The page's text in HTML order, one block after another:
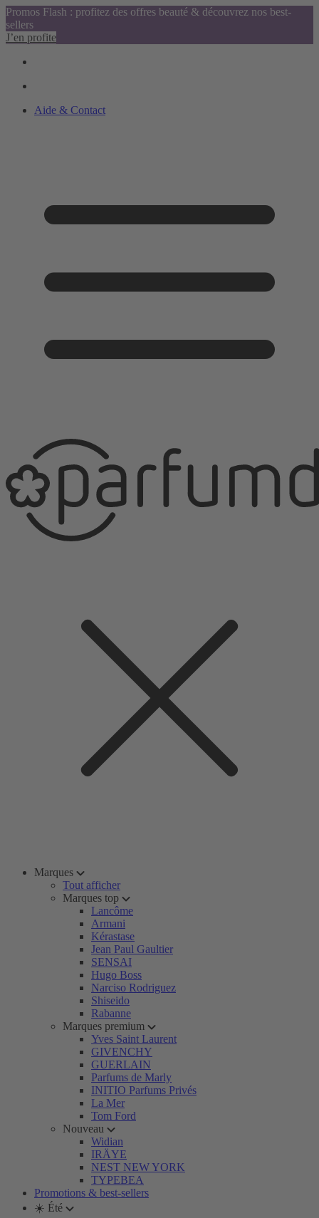
Promos Flash : profitez des offres beauté & découvrez nos best-
sellers
J’en profite
Aide & Contact
Marques
Tout afficher
Marques top
Lancôme
Armani
Kérastase
Jean Paul Gaultier
SENSAI
Hugo Boss
Narciso Rodriguez
Shiseido
Rabanne
Marques premium
Yves Saint Laurent
GIVENCHY
GUERLAIN
Parfums de Marly
INITIO Parfums Privés
La Mer
Tom Ford
Nouveau
Widian
IRÄYE
NEST NEW YORK
TYPEBEA
Promotions & best-sellers
☀️ Été